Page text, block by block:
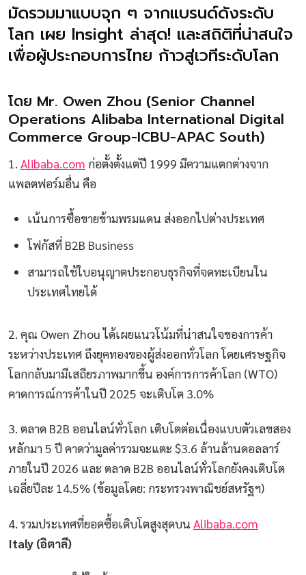
มัดรวมมาแบบจุก ๆ จากแบรนด์ดังระดับ
โลก เผย Insight ล่าสุด! และสถิติที่น่าสนใจ
เพื่อผู้ประกอบการไทย ก้าวสู่เวทีระดับโลก
โดย Mr. Owen Zhou (Senior Channel
Operations Alibaba International Digital
Commerce Group-ICBU-APAC South)
1. Alibaba.com ก่อตั้งตั้งแต่ปี 1999 มีความแตกต่างจาก
แพลตฟอร์มอื่น คือ
เน้นการซื้อขายข้ามพรมแดน ส่งออกไปต่างประเทศ
โฟกัสที่ B2B Business
สามารถใช้ใบอนุญาตประกอบธุรกิจที่จดทะเบียนใน
ประเทศไทยได้
2. คุณ Owen Zhou ได้เผยแนวโน้มที่น่าสนใจของการค้า
ระหว่างประเทศ ถึงยุคทองของผู้ส่งออกทั่วโลก โดยเศรษฐกิจ
โลกกลับมามีเสถียรภาพมากขึ้น องค์การการค้าโลก (WTO)
คาดการณ์การค้าในปี 2025 จะเติบโต 3.0%
3. ตลาด B2B ออนไลน์ทั่วโลก เติบโตต่อเนื่องแบบตัวเลขสอง
หลักมา 5 ปี คาดว่ามูลค่ารวมจะแตะ $3.6 ล้านล้านดอลลาร์
ภายในปี 2026 และ ตลาด B2B ออนไลน์ทั่วโลกยังคงเติบโต
เฉลี่ยปีละ 14.5% (ข้อมูลโดย: กระทรวงพาณิชย์สหรัฐฯ)
4. รวมประเทศที่ยอดซื้อเติบโตสูงสุดบน Alibaba.com
Italy (อิตาลี)